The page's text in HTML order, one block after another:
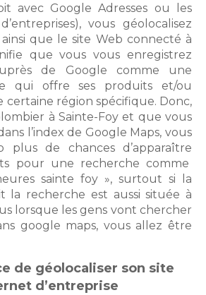
avec Google Adresses ou les
vous géolocalisez
que le site Web connecté à
que vous vous enregistrez
de Google comme une
qui offre ses produits et/ou
certaine région spécifique. Donc,
à Sainte-Foy et que vous
l’index de Google Maps, vous
plus de chances d’apparaître
pour une recherche comme
sainte foy », surtout si la
la recherche est aussi située à
lorsque les gens vont chercher
google maps, vous allez être
de géolocaliser son site
d’entreprise